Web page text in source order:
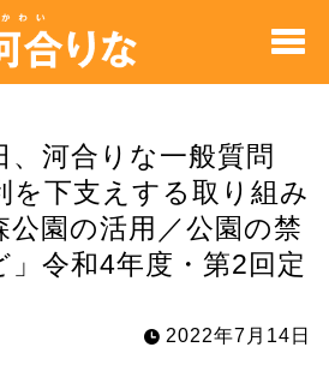
河合りな一般質問
を下支えする取り組み
公園の活用／公園の禁
」令和4年度・第2回定
2022年7月14日